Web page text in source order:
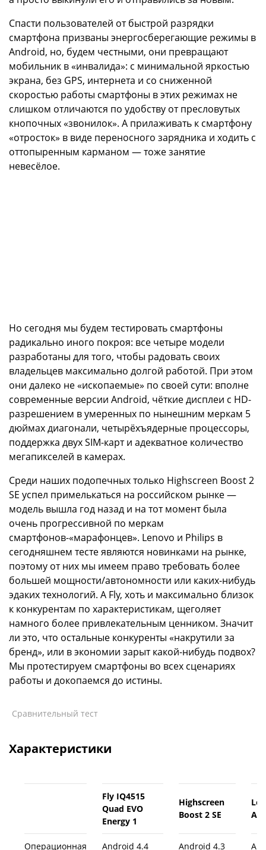
Спасти пользователей от быстрой разрядки
смартфона призваны энергосберегающие режимы в
Android, но, будем честными, они превращают
мобильник в «инвалида»: с минимальной яркостью
экрана, без GPS, интернета и со сниженной
скоростью работы смартфоны в этих режимах не
слишком отличаются по удобству от пресловутых
кнопочных «звонилок». А прилаживать к смартфону
«отросток» в виде переносного зарядника и ходить с
оттопыренным карманом — тоже занятие
невесёлое.
Но сегодня мы будем тестировать смартфоны
радикально иного покроя: все четыре модели
разработаны для того, чтобы радовать своих
владельцев максимально долгой работой. При этом
они далеко не «ископаемые» по своей сути: вполне
современные версии Android, чёткие дисплеи с HD-
разрешением в умеренных по нынешним меркам 5
дюймах диагонали, четырёхъядерные процессоры,
поддержка двух SIM-карт и адекватное количество
мегапикселей в камерах.
Среди наших подопечных только Highscreen Boost 2
SE успел примелькаться на российском рынке —
модель вышла год назад и на тот момент была
очень прогрессивной по меркам
смартфонов-«марафонцев». Lenovo и Philips в
сегодняшнем тесте являются новинками на рынке,
поэтому от них мы имеем право требовать более
большей мощности/автономности или каких-нибудь
эдаких технологий. А Fly, хоть и максимально близок
к конкурентам по характеристикам, щеголяет
намного более привлекательным ценником. Значит
ли это, что остальные конкуренты «накрутили за
бренд», или в экономии зарыт какой-нибудь подвох?
Мы протестируем смартфоны во всех сценариях
работы и докопаемся до истины.
Сравнительный тест
Характеристики
Fly IQ4515
Quad EVO
Energy 1
Highscreen
Boost 2 SE
Операционная Android 4.4 Android 4.3